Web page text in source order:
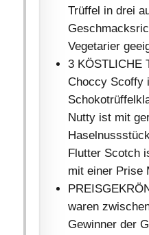
Trüffel in drei
Vegetarier
3 KÖSTLICHE
Choccy Scoffy
Nutty ist mit
Flutter Scotch
mit einer Prise
waren
Gewinner der